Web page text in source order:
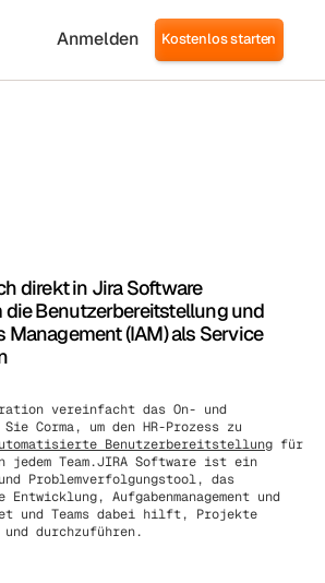
Anmelden Kostenlos starten
direkt in Jira Software
die Benutzerbereitstellung und
Management (IAM) als Service
vereinfacht das On- und
Corma, um den HR-Prozess zu
Benutzerbereitstellung für
Team.JIRA Software ist ein
Problemverfolgungstool, das
Aufgabenmanagement und
und Teams dabei hilft, Projekte
durchzuführen.